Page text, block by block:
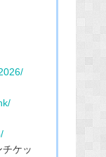
ケッ